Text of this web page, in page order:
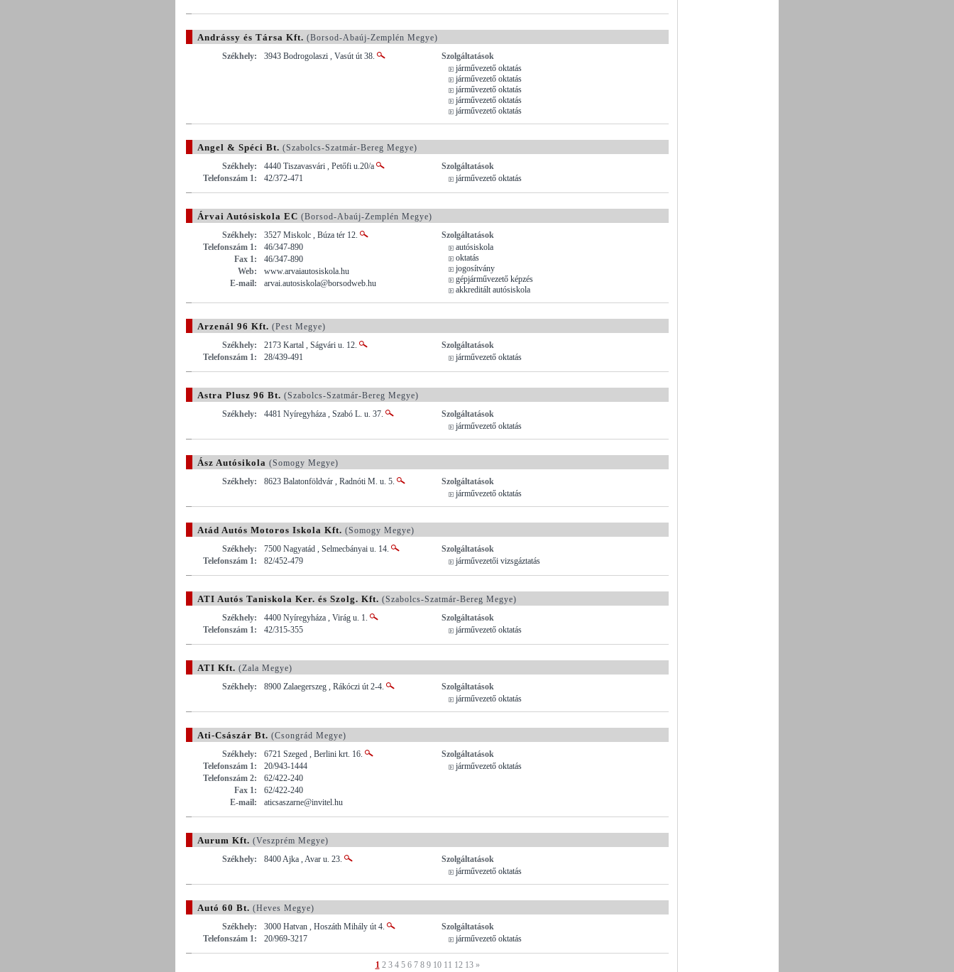
Andrássy és Társa Kft. (Borsod-Abaúj-Zemplén Megye)
Székhely:
3943 Bodrogolaszi , Vasút út 38.
Szolgáltatások
járművezető oktatás
járművezető oktatás
járművezető oktatás
járművezető oktatás
járművezető oktatás
Angel & Spéci Bt. (Szabolcs-Szatmár-Bereg Megye)
Székhely:
4440 Tiszavasvári , Petőfi u.20/a
Telefonszám 1:
42/372-471
Szolgáltatások
járművezető oktatás
Árvai Autósiskola EC (Borsod-Abaúj-Zemplén Megye)
Székhely:
3527 Miskolc , Búza tér 12.
Telefonszám 1:
46/347-890
Fax 1:
46/347-890
Web:
www.arvaiautosiskola.hu
E-mail:
arvai.autosiskola@borsodweb.hu
Szolgáltatások
autósiskola
oktatás
jogosítvány
gépjárművezető képzés
akkreditált autósiskola
Arzenál 96 Kft. (Pest Megye)
Székhely:
2173 Kartal , Ságvári u. 12.
Telefonszám 1:
28/439-491
Szolgáltatások
járművezető oktatás
Astra Plusz 96 Bt. (Szabolcs-Szatmár-Bereg Megye)
Székhely:
4481 Nyíregyháza , Szabó L. u. 37.
Szolgáltatások
járművezető oktatás
Ász Autósikola (Somogy Megye)
Székhely:
8623 Balatonföldvár , Radnóti M. u. 5.
Szolgáltatások
járművezető oktatás
Atád Autós Motoros Iskola Kft. (Somogy Megye)
Székhely:
7500 Nagyatád , Selmecbányai u. 14.
Telefonszám 1:
82/452-479
Szolgáltatások
járművezetői vizsgáztatás
ATI Autós Taniskola Ker. és Szolg. Kft. (Szabolcs-Szatmár-Bereg Megye)
Székhely:
4400 Nyíregyháza , Virág u. 1.
Telefonszám 1:
42/315-355
Szolgáltatások
járművezető oktatás
ATI Kft. (Zala Megye)
Székhely:
8900 Zalaegerszeg , Rákóczi út 2-4.
Szolgáltatások
járművezető oktatás
Ati-Császár Bt. (Csongrád Megye)
Székhely:
6721 Szeged , Berlini krt. 16.
Telefonszám 1:
20/943-1444
Telefonszám 2:
62/422-240
Fax 1:
62/422-240
E-mail:
aticsaszarne@invitel.hu
Szolgáltatások
járművezető oktatás
Aurum Kft. (Veszprém Megye)
Székhely:
8400 Ajka , Avar u. 23.
Szolgáltatások
járművezető oktatás
Autó 60 Bt. (Heves Megye)
Székhely:
3000 Hatvan , Hoszáth Mihály út 4.
Telefonszám 1:
20/969-3217
Szolgáltatások
járművezető oktatás
1 2 3 4 5 6 7 8 9 10 11 12 13 »